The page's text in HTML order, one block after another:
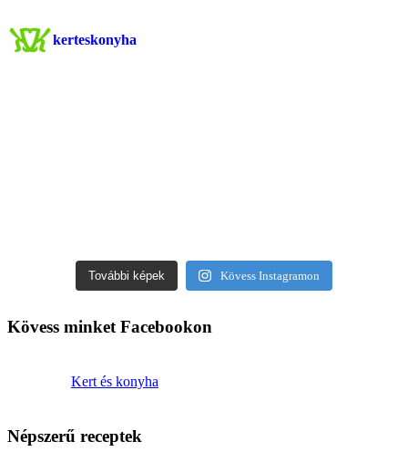
kerteskonyha
További képek Kövess Instagramon
Kövess minket Facebookon
Kert és konyha
Népszerű receptek